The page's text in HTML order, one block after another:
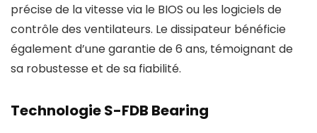
précise de la vitesse via le BIOS ou les logiciels de
contrôle des ventilateurs. Le dissipateur bénéficie
également d’une garantie de 6 ans, témoignant de
sa robustesse et de sa fiabilité.
Technologie S-FDB Bearing